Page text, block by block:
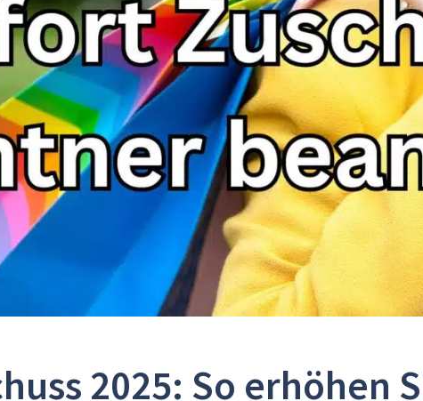
2025: So erhöhen